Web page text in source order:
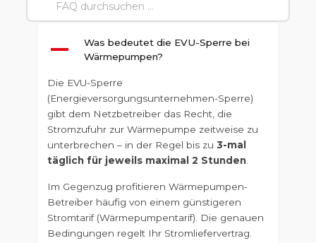
A
Was bedeutet die EVU-Sperre bei
Wärmepumpen?
Die EVU-Sperre
(Energieversorgungsunternehmen-Sperre)
gibt dem Netzbetreiber das Recht, die
Stromzufuhr zur Wärmepumpe zeitweise zu
unterbrechen – in der Regel bis zu 3-mal
täglich für jeweils maximal 2 Stunden.
Im Gegenzug profitieren Wärmepumpen-
Betreiber häufig von einem günstigeren
Stromtarif (Wärmepumpentarif). Die genauen
Bedingungen regelt Ihr Stromliefervertrag.